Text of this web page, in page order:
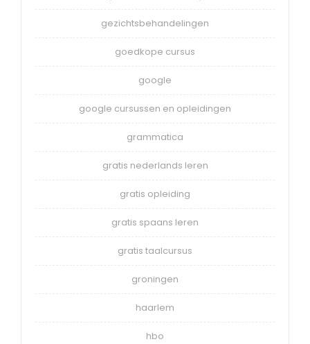
gezichtsbehandelingen
goedkope cursus
google
google cursussen en opleidingen
grammatica
gratis nederlands leren
gratis opleiding
gratis spaans leren
gratis taalcursus
groningen
haarlem
hbo